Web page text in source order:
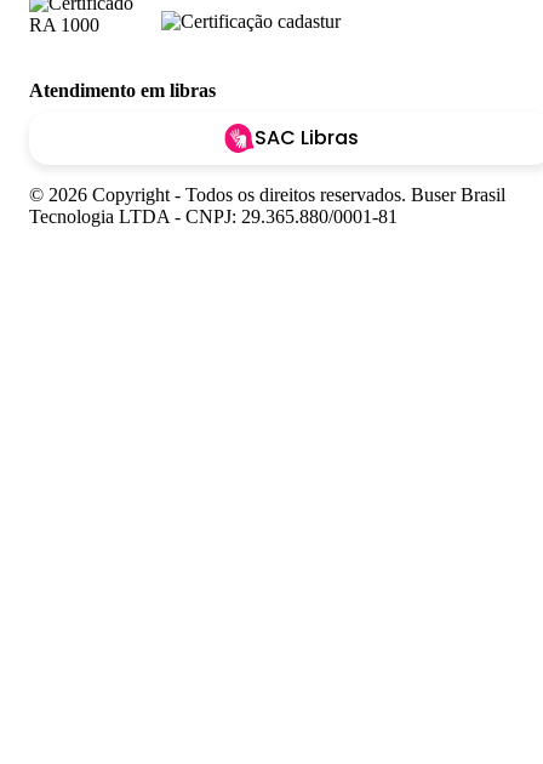
Atendimento em libras
SAC Libras
© 2026 Copyright - Todos os direitos reservados. Buser Brasil
Tecnologia LTDA - CNPJ: 29.365.880/0001-81